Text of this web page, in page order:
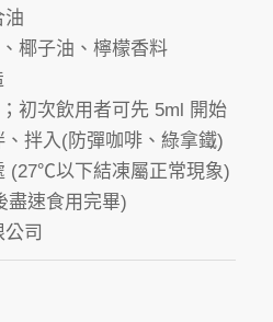
油
椰子油、檸檬香料
初次飲用者可先 5ml 開始
拌入(防彈咖啡、綠拿鐵)
(27℃以下結凍屬正常現象)
盡速食用完畢)
司